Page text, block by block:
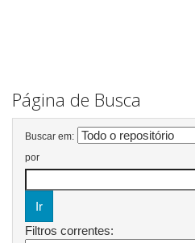
Página de Busca
Buscar em:
por
Filtros correntes: